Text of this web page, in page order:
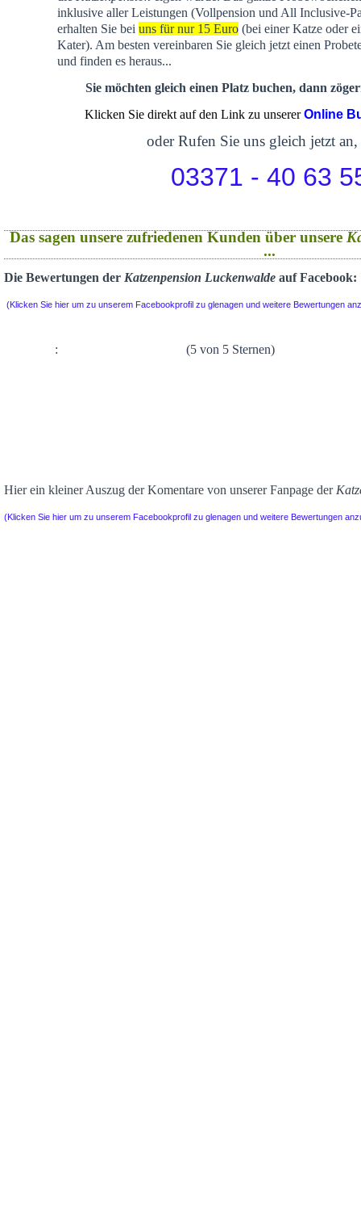
inklusive aller Leistungen (Vollpension und All Inclusive-
erhalten Sie bei uns für nur 15 Euro(bei einer Katze oder
Kater). Am besten vereinbaren Sie gleich jetzt einen
und finden es heraus...
Sie möchten gleich einen Platz buchen, dann
Klicken Sie direkt auf den Link zu unsererOnline
oder Rufen Sie uns gleich jetzt an,
03371 - 40 63
Das sagen unsere zufriedenen Kunden über unsere
...
Die Bewertungen der Katzenpension Luckenwalde auf Facebook:
(Klicken Sie hier um zu unserem Facebookprofil zu glenagen und weitere Bewertungen
: (5 von 5 Sternen)
Hier ein kleiner Auszug der Komentare von unserer Fanpage der
(Klicken Sie hier um zu unserem Facebookprofil zu glenagen und weitere Bewertungen